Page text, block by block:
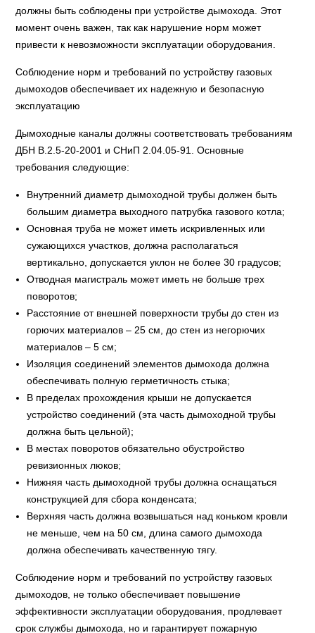
должны быть соблюдены при устройстве дымохода. Этот
момент очень важен, так как нарушение норм может
привести к невозможности эксплуатации оборудования.
Соблюдение норм и требований по устройству газовых
дымоходов обеспечивает их надежную и безопасную
эксплуатацию
Дымоходные каналы должны соответствовать требованиям
ДБН В.2.5-20-2001 и СНиП 2.04.05-91. Основные
требования следующие:
Внутренний диаметр дымоходной трубы должен быть
большим диаметра выходного патрубка газового котла;
Основная труба не может иметь искривленных или
сужающихся участков, должна располагаться
вертикально, допускается уклон не более 30 градусов;
Отводная магистраль может иметь не больше трех
поворотов;
Расстояние от внешней поверхности трубы до стен из
горючих материалов – 25 см, до стен из негорючих
материалов – 5 см;
Изоляция соединений элементов дымохода должна
обеспечивать полную герметичность стыка;
В пределах прохождения крыши не допускается
устройство соединений (эта часть дымоходной трубы
должна быть цельной);
В местах поворотов обязательно обустройство
ревизионных люков;
Нижняя часть дымоходной трубы должна оснащаться
конструкцией для сбора конденсата;
Верхняя часть должна возвышаться над коньком кровли
не меньше, чем на 50 см, длина самого дымохода
должна обеспечивать качественную тягу.
Соблюдение норм и требований по устройству газовых
дымоходов, не только обеспечивает повышение
эффективности эксплуатации оборудования, продлевает
срок службы дымохода, но и гарантирует пожарную